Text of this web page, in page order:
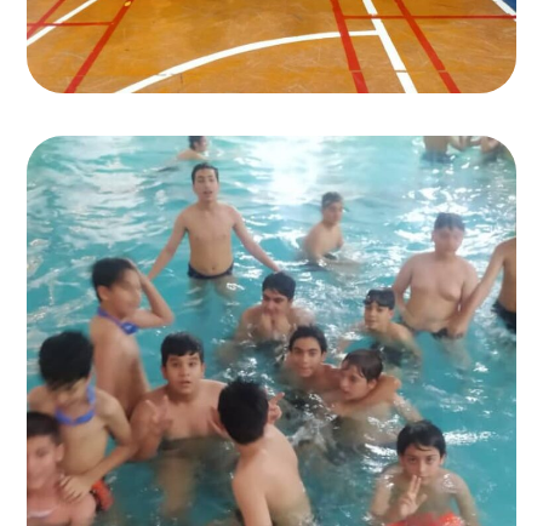
اردوی تفریحی استخر
اردوهای زیارتی و تفریحی دبیرستان, دبیرستان انرژی برتر